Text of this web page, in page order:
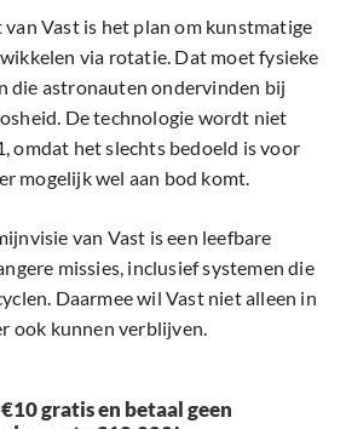
van Vast is het plan om kunstmatige
via rotatie. Dat moet fysieke
die astronauten ondervinden bij
De technologie wordt niet
omdat het slechts bedoeld is voor
mogelijk wel aan bod komt.
van Vast is een leefbare
missies, inclusief systemen die
Daarmee wil Vast niet alleen in
ook kunnen verblijven.
gratis en betaal geen